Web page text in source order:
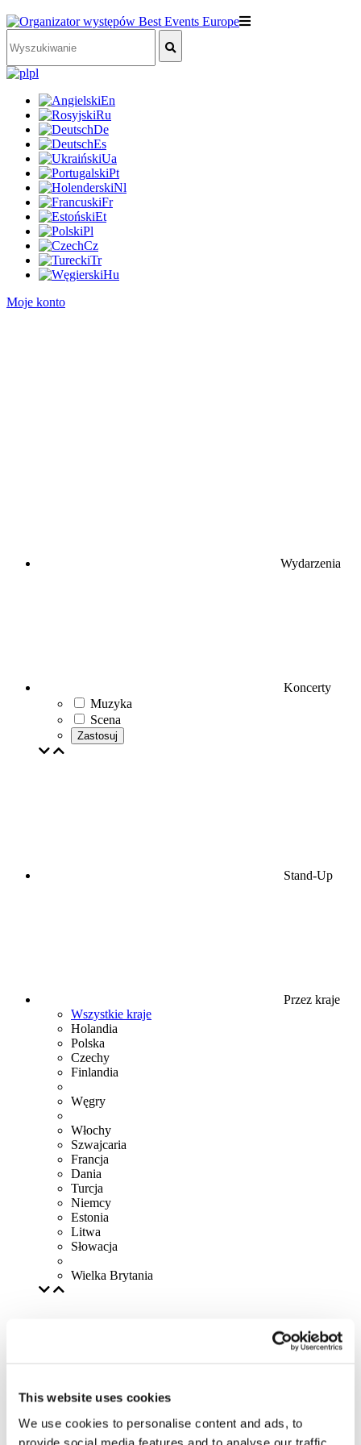
This website uses cookies
We use cookies to personalise content and ads, to
provide social media features and to analyse our traffic.
pl
En
Ru
De
Es
Ua
Pt
Nl
Fr
Et
Pl
Cz
Tr
Hu
Moje konto
Wydarzenia
Koncerty
Muzyka
Scena
Zastosuj
Stand-Up
Przez kraje
Wszystkie kraje
Holandia
Polska
Czechy
Finlandia
Węgry
Włochy
Szwajcaria
Francja
Dania
Turcja
Niemcy
Estonia
Litwa
Słowacja
Wielka Brytania